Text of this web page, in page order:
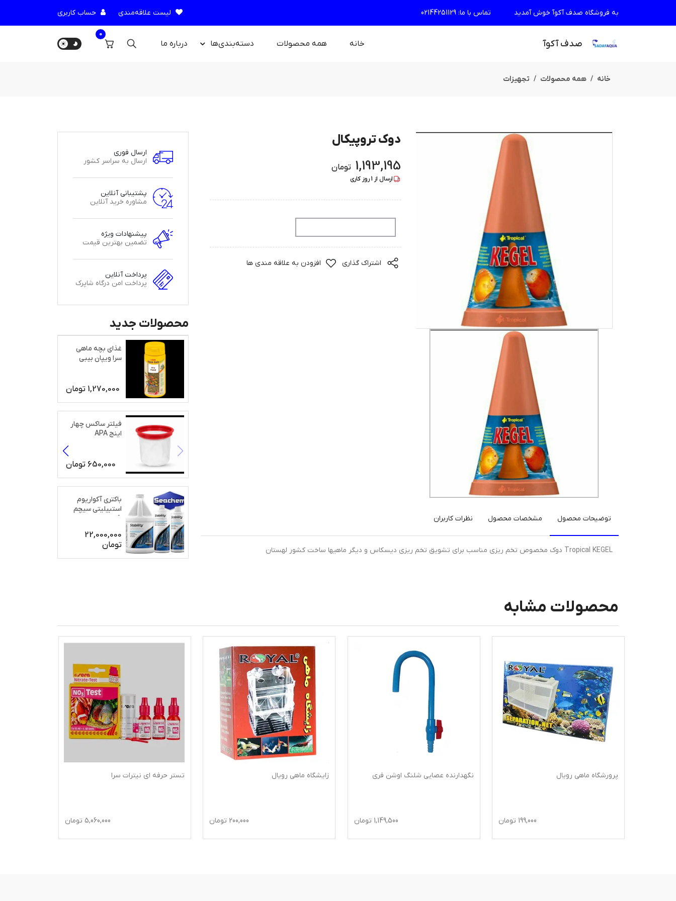
به فروشگاه صدف آکوآ خوش آمدید تماس با ما:
02144251129 لیست علاقه‌مندی حساب کاربری
صدف آکوآ خانه همه محصولات دسته‌بندی‌ها درباره‌ ما
0
خانه همه محصولات تجهیزات
دوک تروپیکال
1,193,195 تومان
ارسال از 1روز کاری
اشتراک گذاری افزودن به علاقه مندی ها
توضیحات محصول مشخصات محصول نظرات کاربران
Tropical KEGEL دوک مخصوص تخم ریزی مناسب برای تشویق تخم ریزی دیسکاس و دیگر ماهیها ساخت کشور لهستان
ارسال فوری
ارسال به سراسر کشور
پشتیبانی آنلاین
مشاوره خرید آنلاین
پیشنهادات ویژه
تضمین بهترین قیمت
پرداخت آنلاین
پرداخت امن درگاه شاپرک
محصولات جدید
غذای بچه ماهی
سرا ویپان بیبی
1,270,000 تومان
فیلتر ساکس چهار
اینج APA
650,000 تومان
باکتری آکواریوم
استبیلیتی سیچم
2L
22,000,000
تومان
محصولات مشابه
پرورشگاه ماهی رویال
199,000 تومان
نگهدارنده عصایی شلنگ اوشن فری
1,149,500 تومان
زایشگاه ماهی رویال
200,000 تومان
تستر حرفه ای نیترات سرا
5,060,000 تومان